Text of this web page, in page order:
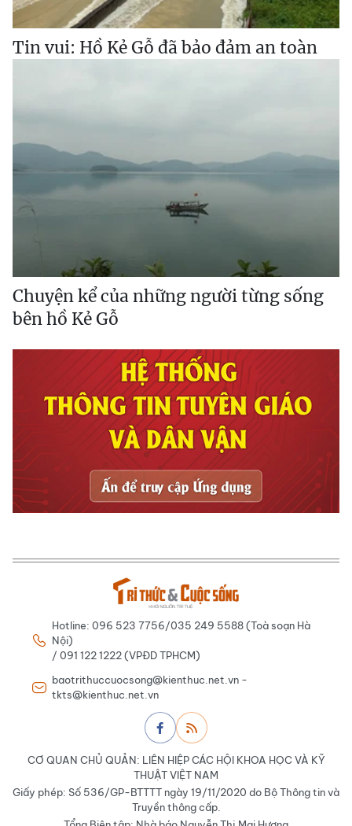
Tin vui: Hồ Kẻ Gỗ đã bảo đảm an toàn
Chuyện kể của những người từng sống
bên hồ Kẻ Gỗ
Hotline: 096 523 7756/035 249 5588 (Toà soạn Hà
Nội)
/ 091 122 1222 (VPĐD TPHCM)
baotrithuccuocsong@kienthuc.net.vn -
tkts@kienthuc.net.vn
CƠ QUAN CHỦ QUẢN: LIÊN HIỆP CÁC HỘI KHOA HỌC VÀ KỸ
THUẬT VIỆT NAM
Giấy phép: Số 536/GP-BTTTT ngày 19/11/2020 do Bộ Thông tin và
Truyền thông cấp.